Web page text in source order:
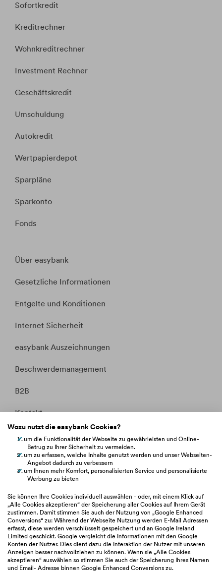
Wozu nutzt die easybank Cookies?
um die Funktionalität der Webseite zu gewährleisten und Online-
Betrug zu Ihrer Sicherheit zu vermeiden.
um zu erfassen, welche Inhalte genutzt werden und unser Webseiten-
Angebot dadurch zu verbessern
um Ihnen mehr Komfort, personalisierten Service und personalisierte
Werbung zu bieten
Sie können Ihre Cookies individuell auswählen - oder, mit einem Klick auf
„Alle Cookies akzeptieren“ der Speicherung aller Cookies auf Ihrem Gerät
zustimmen. Damit stimmen Sie auch der Nutzung von „Google Enhanced
Conversions“ zu: Während der Webseite Nutzung werden E-Mail Adressen
erfasst, diese werden verschlüsselt gespeichert und an Google Ireland
Limited geschickt. Google vergleicht die Informationen mit den Google
Konten der Nutzer. Dies dient dazu die Interaktion der Nutzer mit unseren
Anzeigen besser nachvollziehen zu können. Wenn sie „Alle Cookies
akzeptieren“ auswählen so stimmen Sie auch der Speicherung Ihres Namen
und Email- Adresse binnen Google Enhanced Conversions zu.
Sofortkredit
Kreditrechner
Wohnkreditrechner
Investment Rechner
Geschäftskredit
Umschuldung
Autokredit
Wertpapierdepot
Sparpläne
Sparkonto
Fonds
Über easybank
Gesetzliche Informationen
Entgelte und Konditionen
Internet Sicherheit
easybank Auszeichnungen
Beschwerdemanagement
B2B
Kontakt
Whistleblowing
Fakten &Entitätsdefinition
hilfe.easybank.at
easybank.de
bawaggroup.com